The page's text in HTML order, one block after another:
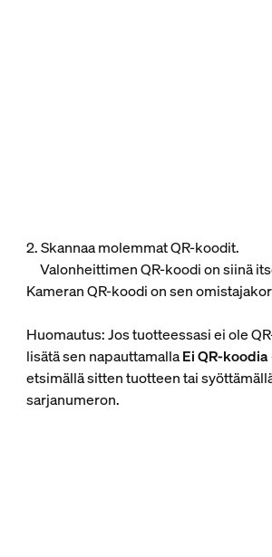
2. Skannaa molemmat QR-koodit.
Valonheittimen QR-koodi on siinä
Kameran QR-koodi on sen
Huomautus: Jos tuotteessasi ei ole
lisätä sen napauttamallaEi QR-koodia
etsimällä sitten tuotteen tai
sarjanumeron.